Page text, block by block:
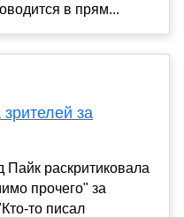
в прям...
за
Пайк раскритиковала
прочего" за
то писал